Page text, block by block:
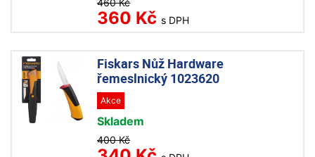
460 Kč
360 Kč s DPH
Fiskars Nůž Hardware
řemeslnický 1023620
Akce
Skladem
400 Kč